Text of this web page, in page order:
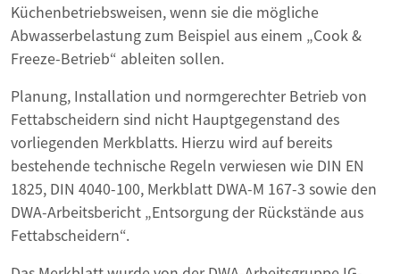
Küchenbetriebsweisen, wenn sie die mögliche
Abwasserbelastung zum Beispiel aus einem „Cook &
Freeze-Betrieb“ ableiten sollen.
Planung, Installation und normgerechter Betrieb von
Fettabscheidern sind nicht Hauptgegenstand des
vorliegenden Merkblatts. Hierzu wird auf bereits
bestehende technische Regeln verwiesen wie DIN EN
1825, DIN 4040-100, Merkblatt DWA-M 167-3 sowie den
DWA-Arbeitsbericht „Entsorgung der Rückstände aus
Fettabscheidern“.